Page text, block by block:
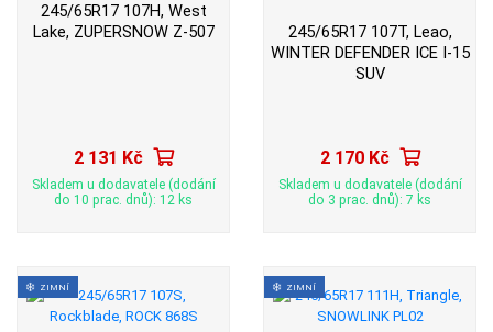
245/65R17 107H, West
Lake, ZUPERSNOW Z-507
2 131 Kč
Skladem u dodavatele (dodání
do 10 prac. dnů): 12 ks
245/65R17 107T, Leao,
WINTER DEFENDER ICE I-15
SUV
2 170 Kč
Skladem u dodavatele (dodání
do 3 prac. dnů): 7 ks
ZIMNÍ ZIMNÍ